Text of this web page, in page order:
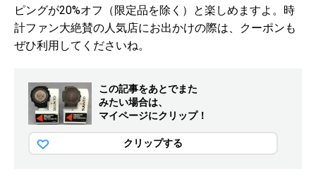
ピングが20%オフ（限定品を除く）と楽しめますよ。時
計ファン大絶賛の人気店にお出かけの際は、クーポンも
ぜひ利用してくださいね。
この記事をあとでまた
みたい場合は、
マイページにクリップ！
クリップする